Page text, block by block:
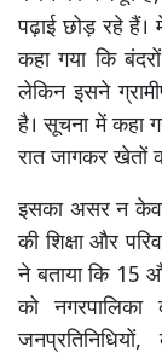
पढ़ाई छोड़ रहे हैं।
कहा गया कि
लेकिन इसने
है। सूचना में कहा
रात जागकर
इसका असर न
की शिक्षा और
ने बताया कि 15
को